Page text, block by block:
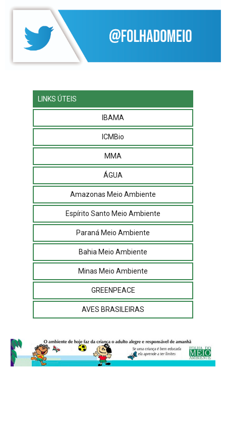
LINKS ÚTEIS
IBAMA
ICMBio
MMA
ÁGUA
Amazonas Meio Ambiente
Espírito Santo Meio Ambiente
Paraná Meio Ambiente
Bahia Meio Ambiente
Minas Meio Ambiente
GREENPEACE
AVES BRASILEIRAS